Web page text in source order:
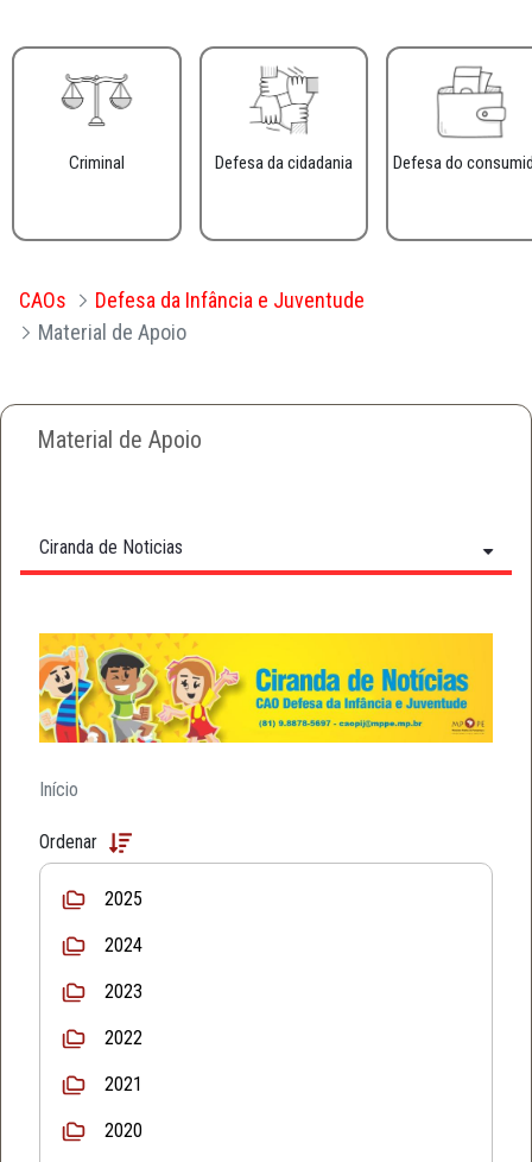
Criminal Defesa da cidadania Defesa do
CAOs
Defesa da Infância e Juventude
Material de Apoio
Material de Apoio
Ciranda de Noticias
Início
Ordenar
2025
2024
2023
2022
2021
2020